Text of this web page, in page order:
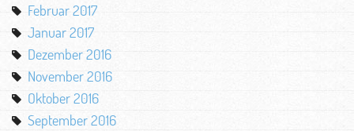
Februar 2017
Januar 2017
Dezember 2016
November 2016
Oktober 2016
September 2016